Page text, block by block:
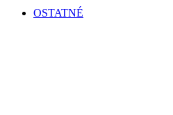
OSTATNÉ